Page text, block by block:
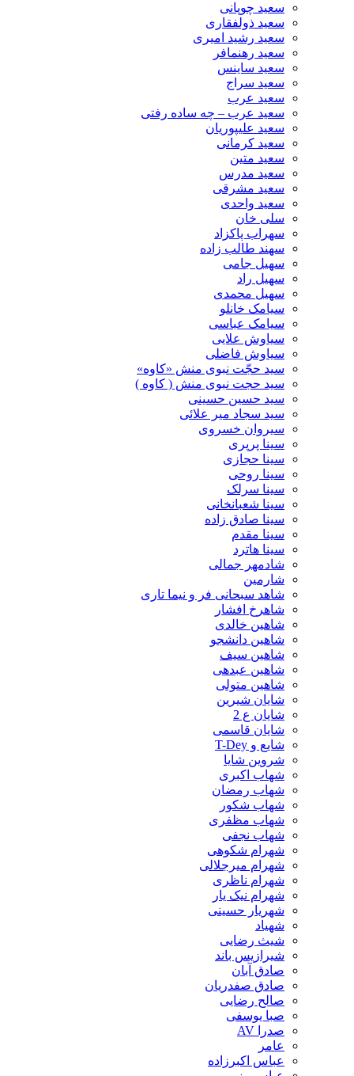
سعید چوپانی
سعید ذولفقاری
سعید رشید امیری
سعید رهنمافر
سعید ساینس
سعید سراج
سعید عرب
سعید عرب – چه ساده رفتی
سعید علیپوریان
سعید کرمانی
سعید متین
سعید مدرس
سعید مشرقی
سعید واحدی
سلی خان
سهراب پاکزاد
سهند طالب زاده
سهیل جامی
سهیل راد
سهیل محمدی
سیامک خانلو
سیامک عباسی
سیاوش علایی
سیاوش فاضلی
سید حجّت نبوی منش «کاوه»
سید حجت نبوی منش ( کاوه )
سید حسین حسینى
سید سجاد میر علائی
سیروان خسروی
سینا پرپری
سینا حجازی
سینا روحی
سینا سرلک
سینا شعبانخانی
سینا صادق زاده
سینا مقدم
سینا هاترد
شادمهر جمالی
شارمین
شاهد سبحانی فر و نیما تاری
شاهرخ افشار
شاهین خالدی
شاهین دانشجو
شاهین سیف
شاهین عبدهی
شاهین متولی
شایان شیرین
شایان ع 2
شایان قاسمی
شایع و T-Dey
شروین شایا
شهاب اکبری
شهاب رمضان
شهاب شکور
شهاب مظفری
شهاب نجفی
شهرام شکوهی
شهرام میرجلالی
شهرام ناظری
شهرام نیک یار
شهریار حسینی
شهیاد
شیث رضایی
شیرازیس باند
صادق آبان
صادق صفدریان
صالح رضایی
صبا یوسفی
صدرا AV
عامر
عباس اکبرزاده